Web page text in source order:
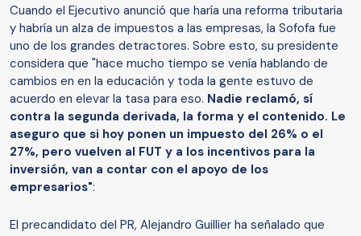
Cuando el Ejecutivo anunció que haría una reforma tributaria
y habría un alza de impuestos a las empresas, la Sofofa fue
uno de los grandes detractores. Sobre esto, su presidente
considera que "hace mucho tiempo se venía hablando de
cambios en en la educación y toda la gente estuvo de
acuerdo en elevar la tasa para eso. Nadie reclamó, sí
contra la segunda derivada, la forma y el contenido. Le
aseguro que si hoy ponen un impuesto del 26% o el
27%, pero vuelven al FUT y a los incentivos para la
inversión, van a contar con el apoyo de los
empresarios":
El precandidato del PR, Alejandro Guillier ha señalado que